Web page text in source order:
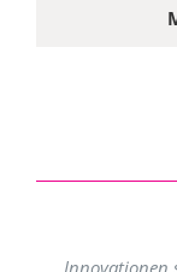
Innovationen